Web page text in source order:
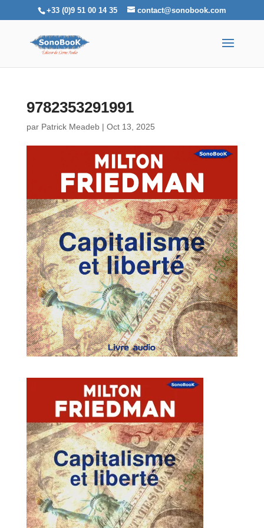
+33 (0)9 51 00 14 35 contact@sonobook.com
9782353291991
par Patrick Meadeb| Oct 13, 2025